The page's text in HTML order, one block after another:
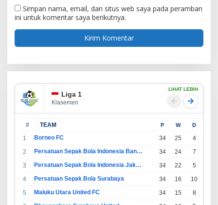
Simpan nama, email, dan situs web saya pada peramban
ini untuk komentar saya berikutnya.
Liga 1
Klasemen
LIHAT LEBIH
# TEAM P W D
1 Borneo FC 34 25 4
2
Persatuan Sepak Bola Indonesia Bandung 34 24 7
3
Persatuan Sepak Bola Indonesia Jakarta 34 22 5
4
Persatuan Sepak Bola Surabaya 34 16 10
5
Maluku Utara United FC 34 15 8